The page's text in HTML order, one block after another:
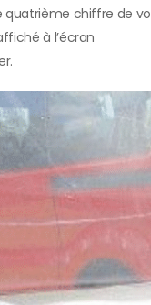
quatrième chiffre de
à l’écran